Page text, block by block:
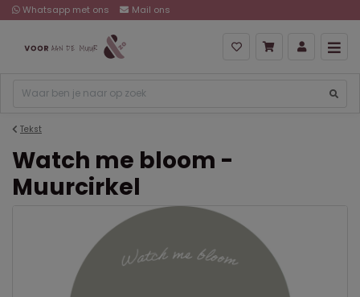
Whatsapp met ons Mail ons
Tekst
Watch me bloom -
Muurcirkel